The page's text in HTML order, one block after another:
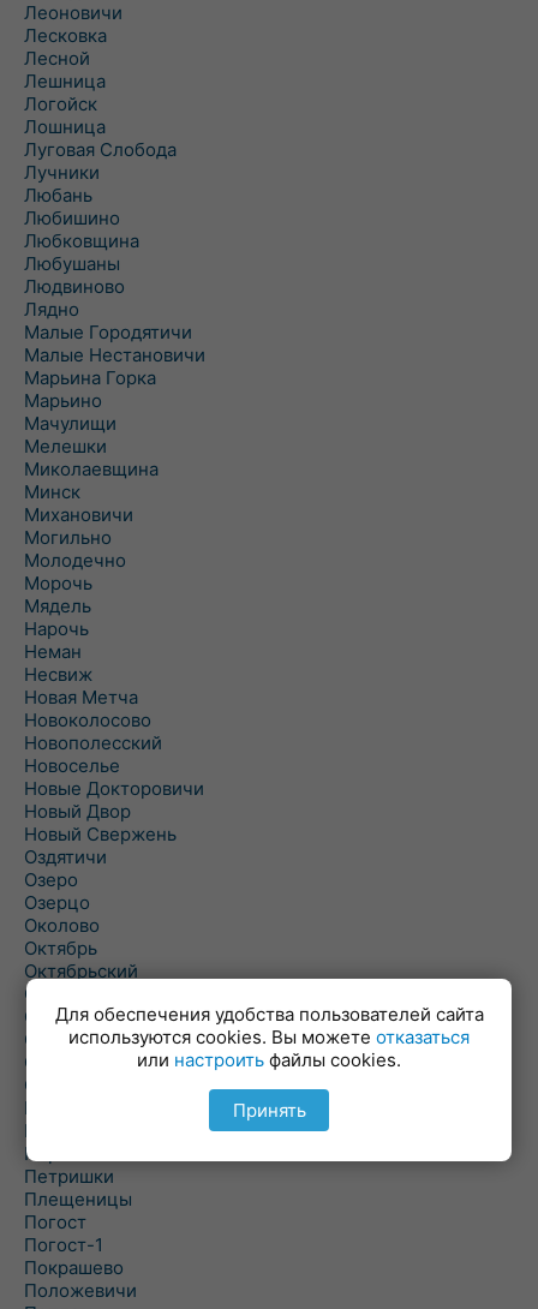
Леоновичи
Лесковка
Лесной
Лешница
Логойск
Лошница
Луговая Слобода
Лучники
Любань
Любишино
Любковщина
Любушаны
Людвиново
Лядно
Малые Городятичи
Малые Нестановичи
Марьина Горка
Марьино
Мачулищи
Мелешки
Миколаевщина
Минск
Михановичи
Могильно
Молодечно
Морочь
Мядель
Нарочь
Неман
Несвиж
Новая Метча
Новоколосово
Новополесский
Новоселье
Новые Докторовичи
Новый Двор
Новый Свержень
Оздятичи
Озеро
Озерцо
Околово
Октябрь
Октябрьский
Олехновичи
Омговичи
Оношки
Осовец
Острошицкий Городок
Пасека
Пастовичи
Першаи
Петришки
Плещеницы
Погост
Погост-1
Покрашево
Положевичи
Для обеспечения удобства пользователей сайта
используются cookies. Вы можете отказаться
или настроить файлы cookies.
Принять